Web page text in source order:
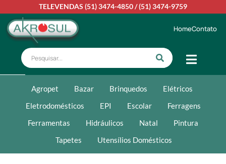
TELEVENDAS (51) 3474-4850/(51) 3474-9759
HomeContato
Agropet Bazar Brinquedos
Elétricos
Eletrodomésticos
EPI Escolar
Ferragens
Ferramentas
Hidráulicos Natal
Pintura
Tapetes
Utensílios Domésticos